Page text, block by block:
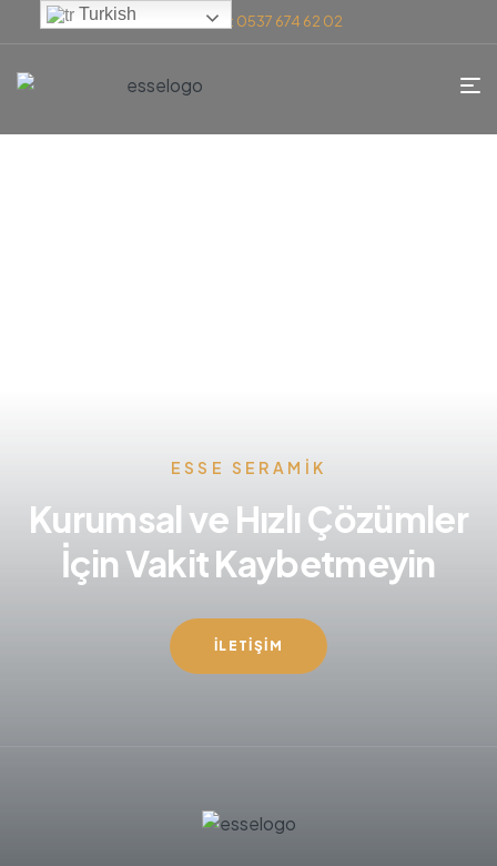
Telefon: 0537 674 62 02
ESSE SERAMIK
Kurumsal ve Hızlı Çözümler
İçin Vakit Kaybetmeyin
İLETIŞIM
Turkish